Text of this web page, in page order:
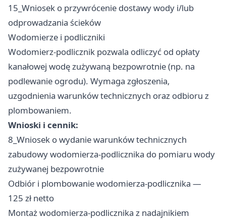
15_Wniosek o przywrócenie dostawy wody i/lub
odprowadzania ścieków
Wodomierze i podliczniki
Wodomierz-podlicznik pozwala odliczyć od opłaty
kanałowej wodę zużywaną bezpowrotnie (np. na
podlewanie ogrodu). Wymaga zgłoszenia,
uzgodnienia warunków technicznych oraz odbioru z
plombowaniem.
Wnioski i cennik:
8_Wniosek o wydanie warunków technicznych
zabudowy wodomierza-podlicznika do pomiaru wody
zużywanej bezpowrotnie
Odbiór i plombowanie wodomierza-podlicznika —
125 zł netto
Montaż wodomierza-podlicznika z nadajnikiem